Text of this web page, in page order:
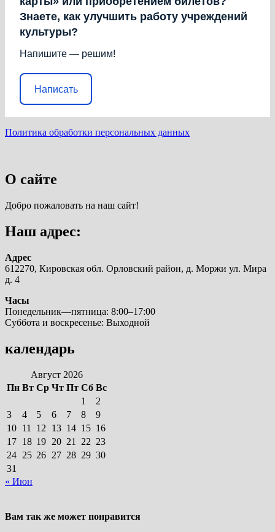
Знаете, как улучшить работу учреждений
культуры?
Напишите — решим!
Написать
Политика обработки персональных данных
О сайте
Добро пожаловать на наш сайт!
Наш адрес:
Адрес
612270, Кировская обл. Орловский район, д. Моржи ул. Мира
д. 4
Часы
Понедельник—пятница: 8:00–17:00
Суббота и воскресенье: Выходной
календарь
Август 2026
Пн Вт Ср Чт Пт Сб Вс
1
2
3
4 5 6 7 8
9
10 11 12 13 14 15 16
17 18 19 20 21 22 23
24 25 26 27 28 29 30
31
« Июн
Вам так же может понравится